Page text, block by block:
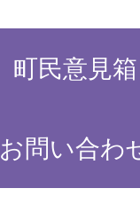
町民意見箱
お問い合わ